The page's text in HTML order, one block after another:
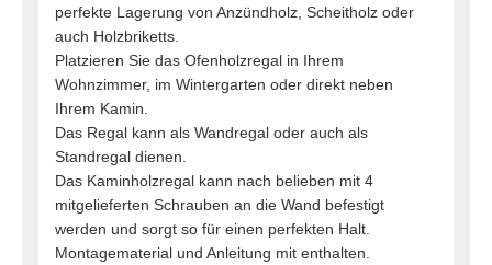
perfekte Lagerung von Anzündholz, Scheitholz oder
auch Holzbriketts.
Platzieren Sie das Ofenholzregal in Ihrem
Wohnzimmer, im Wintergarten oder direkt neben
Ihrem Kamin.
Das Regal kann als Wandregal oder auch als
Standregal dienen.
Das Kaminholzregal kann nach belieben mit 4
mitgelieferten Schrauben an die Wand befestigt
werden und sorgt so für einen perfekten Halt.
Montagematerial und Anleitung mit enthalten.